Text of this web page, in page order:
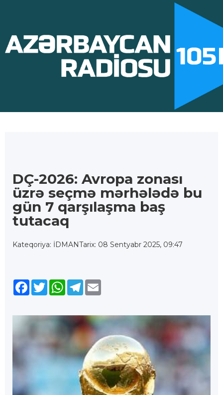
DÇ-2026: Avropa zonası
üzrə seçmə mərhələdə bu
gün 7 qarşılaşma baş
tutacaq
Kateqoriya: İDMANTarix: 08 Sentyabr 2025, 09:47
Facebook
TwitterWhatsApp
Telegram